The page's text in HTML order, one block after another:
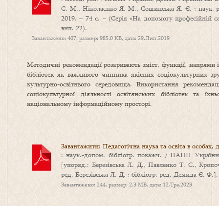
С. М., Ніколаєнко Я. М., Сошинська Я. Є. ; наук.
2019. – 74 с. – (Серія «На допомогу професійній
вип. 22).
Завантажено: 407, размер: 985.0 KB, дата: 29.Лип.2019
Методичні рекомендації розкривають зміст, функції, напрями
бібліотек як важливого чинника якісних соціокультурних
культурно-освітнього середовища. Використання
соціокультурної діяльності освітянських бібліотек та
національному інформаційному просторі.
Завантажити: Педагогічна наука та освіта в особах,
: наук.-допом. бібліогр. покажч. / НАПН
[упоряд.: Березівська Л. Д., Павленко Т. С.,
ред. Березівська Л. Д. ; бібліогр. ред. Демида Є.
Завантажено: 244, размер: 2.3 MB, дата: 12.Тра.2023